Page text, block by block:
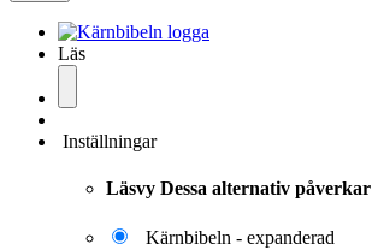
Läs
Inställningar
Läsvy Dessa alternativ
Kärnbibeln - expanderad